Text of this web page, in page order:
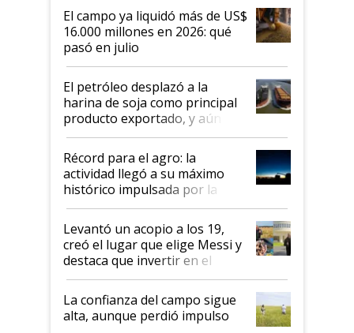
El campo ya liquidó más de US$
16.000 millones en 2026: qué
pasó en julio
El petróleo desplazó a la
harina de soja como principal
producto exportado, y aún así
el agro aportó casi seis de cada
diez dólares y sostuvo el
liderazgo en un semestre
récord
Récord para el agro: la
actividad llegó a su máximo
histórico impulsada por la
cosecha y las exportaciones
Levantó un acopio a los 19,
creó el lugar que elige Messi y
destaca que invertir en el
kirchnerismo era como "darle
plata a un hijo para droga":
Juan Félix Rossetti, el libertario
que de una dura crisis salió
La confianza del campo sigue
alta, aunque perdió impulso